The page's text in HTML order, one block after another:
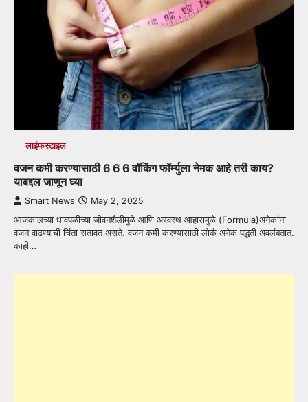
लाईफस्टाइल
वजन कमी करण्यासाठी 6 6 6 वॉकिंग फॉर्म्युला नेमक आहे तरी काय?
याबद्दल जाणून घ्या
Smart News May 2, 2025
आजकालच्या धावपळीच्या जीवनशैलीमुळे आणि अस्वस्थ आहारामुळे (Formula)अनेकांना
वजन वाढण्याची चिंता सतावत असते. वजन कमी करण्यासाठी लोकं अनेक पद्धती अवलंबतात.
काही…